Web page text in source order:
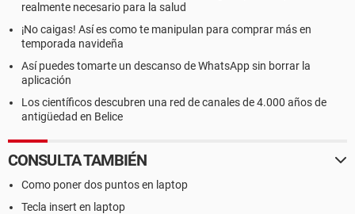
realmente necesario para la salud
¡No caigas! Así es como te manipulan para comprar más en
temporada navideña
Así puedes tomarte un descanso de WhatsApp sin borrar la
aplicación
Los científicos descubren una red de canales de 4.000 años de
antigüedad en Belice
CONSULTA TAMBIÉN
Como poner dos puntos en laptop
Tecla insert en laptop